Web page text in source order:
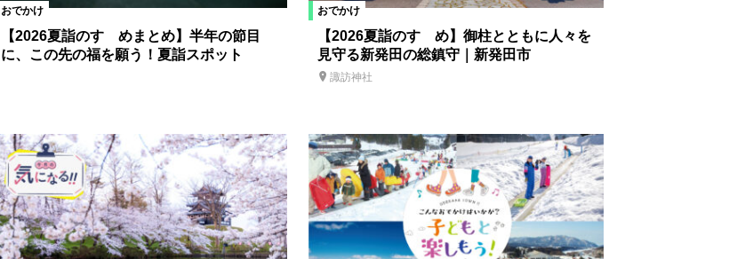
おでかけ
【2026夏詣のすゝめまとめ】半年の節目
に、この先の福を願う！夏詣スポット
おでかけ
【2026夏詣のすゝめ】御柱とともに人々を
見守る新発田の総鎮守｜新発田市
諏訪神社